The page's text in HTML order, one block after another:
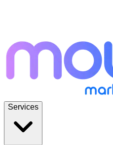
Services